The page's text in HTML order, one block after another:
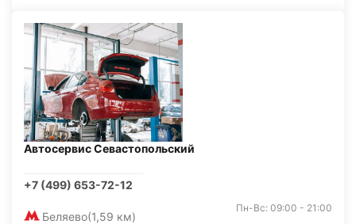
Автосервис Севастопольский
+7 (499) 653-72-12
Беляево(1,59 км)
Пн-Вс: 09:00 - 21:00